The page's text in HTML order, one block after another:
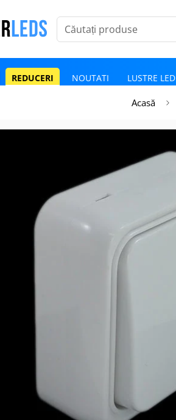
Căutați produse
REDUCERI NOUTATI LUSTRE LED
Acasă
Activează notificările